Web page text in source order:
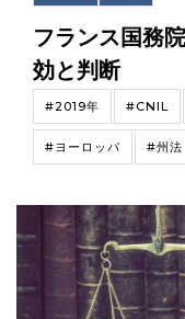
フランス国務
効と判断
#2019年 #CNIL
#ヨーロッパ #州法